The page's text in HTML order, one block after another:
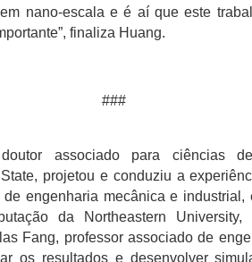
nano-escala e é aí que este
finaliza Huang.
###
associado para ciências
projetou e conduziu a
de engenharia mecânica e
da Northeastern University,
Fang, professor associado de
os resultados e desenvolver